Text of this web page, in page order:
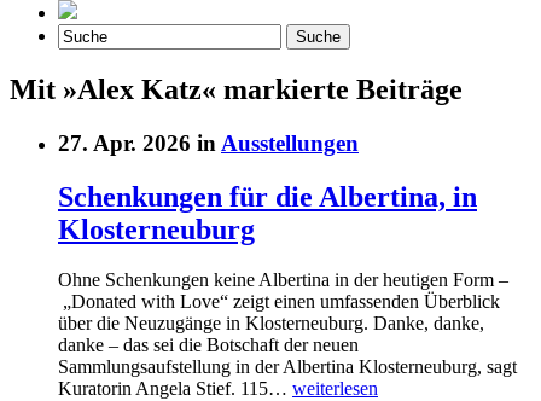
Mit »Alex Katz« markierte Beiträge
27. Apr. 2026 in Ausstellungen
Schenkungen für die Albertina, in
Klosterneuburg
Ohne Schenkungen keine Albertina in der heutigen Form –
„Donated with Love“ zeigt einen umfassenden Überblick
über die Neuzugänge in Klosterneuburg. Danke, danke,
danke – das sei die Botschaft der neuen
Sammlungsaufstellung in der Albertina Klosterneuburg, sagt
Kuratorin Angela Stief. 115… weiterlesen